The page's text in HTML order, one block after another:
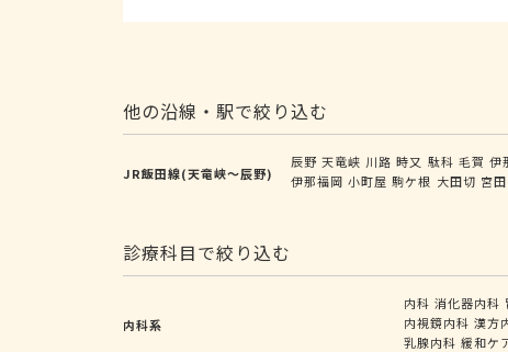
他の沿線・駅で絞り込む
JR飯田線(天竜峡～辰野)
辰野 天竜峡 川路 時又 駄科 毛賀 伊
伊那福岡 小町屋 駒ケ根 大田切 宮田
診療科目で絞り込む
内科系
内科 消化器内科
内視鏡内科 漢方
乳腺内科 緩和ケ